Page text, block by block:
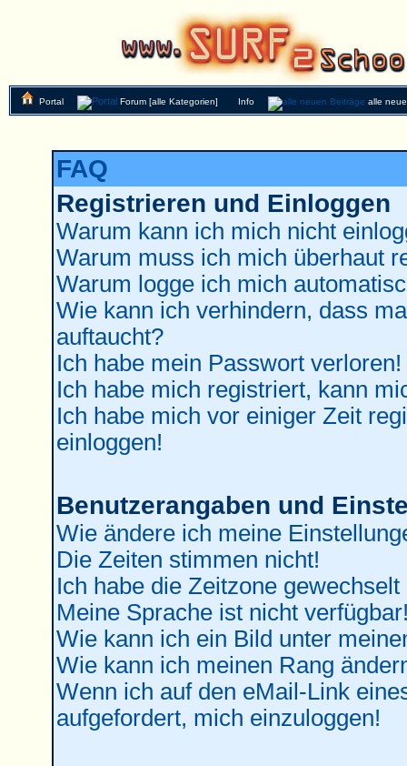
Portal Forum [alle Kategorien] Info alle
FAQ
Registrieren und Einloggen
Warum kann ich mich nicht
Warum muss ich mich überhaut
Warum logge ich mich
Wie kann ich verhindern, dass
auftaucht?
Ich habe mein Passwort verloren!
Ich habe mich registriert, kann
Ich habe mich vor einiger Zeit
einloggen!
Benutzerangaben und
Wie ändere ich meine
Die Zeiten stimmen nicht!
Ich habe die Zeitzone
Meine Sprache ist nicht
Wie kann ich ein Bild unter
Wie kann ich meinen Rang
Wenn ich auf den eMail-Link
aufgefordert, mich einzuloggen!